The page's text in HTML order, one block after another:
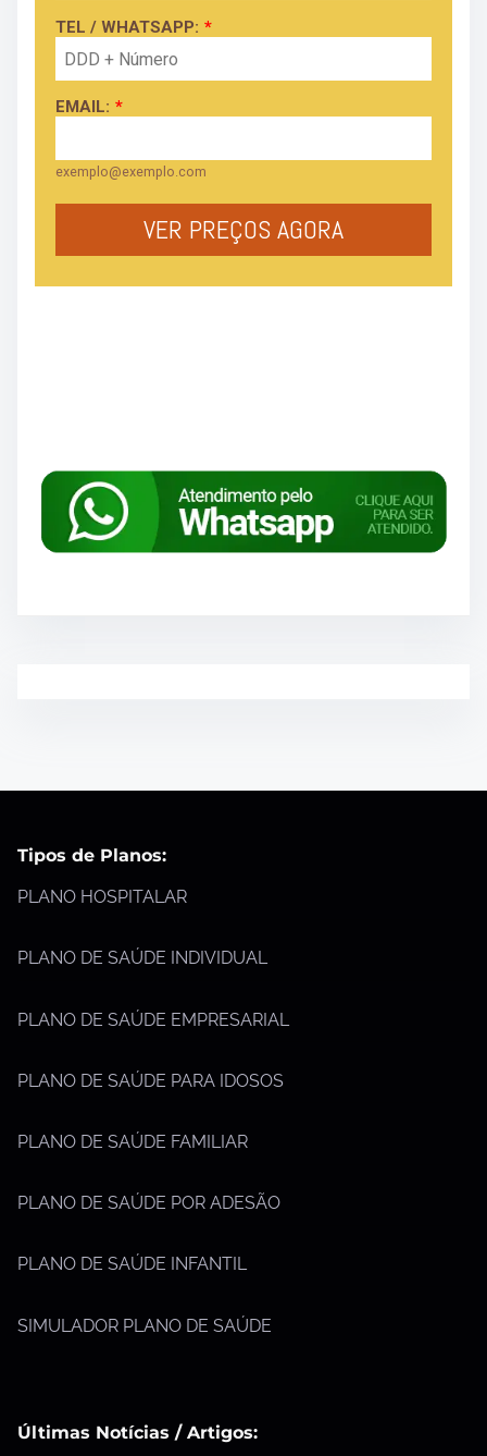
Tipos de Planos:
PLANO HOSPITALAR
PLANO DE SAÚDE INDIVIDUAL
PLANO DE SAÚDE EMPRESARIAL
PLANO DE SAÚDE PARA IDOSOS
PLANO DE SAÚDE FAMILIAR
PLANO DE SAÚDE POR ADESÃO
PLANO DE SAÚDE INFANTIL
SIMULADOR PLANO DE SAÚDE
Últimas Notícias / Artigos: